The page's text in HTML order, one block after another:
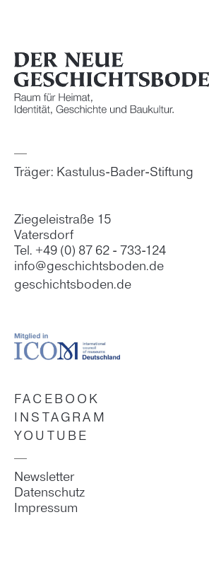
Träger: Kastulus-Bader-Stiftung
Ziegeleistraße 15
Vatersdorf
Tel. +49 (0) 87 62 - 733-124
info@geschichtsboden.de
geschichtsboden.de
FACEBOOK
INSTAGRAM
YOUTUBE
Newsletter
Datenschutz
Impressum